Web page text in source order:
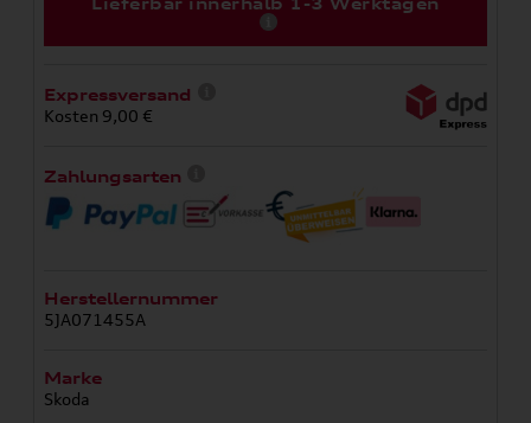
Lieferbar innerhalb 1-3 Werktagen
Expressversand
Kosten 9,00 €
Zahlungsarten
Herstellernummer
5JA071455A
Marke
Skoda